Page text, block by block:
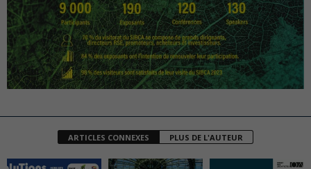
ARTICLES CONNEXES PLUS DE L'AUTEUR